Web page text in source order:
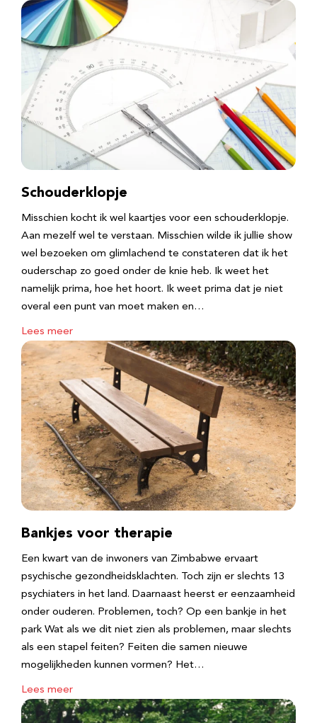
Schouderklopje
Misschien kocht ik wel kaartjes voor een schouderklopje.
Aan mezelf wel te verstaan. Misschien wilde ik jullie show
wel bezoeken om glimlachend te constateren dat ik het
ouderschap zo goed onder de knie heb. Ik weet het
namelijk prima, hoe het hoort. Ik weet prima dat je niet
overal een punt van moet maken en…
Lees meer
Bankjes voor therapie
Een kwart van de inwoners van Zimbabwe ervaart
psychische gezondheidsklachten. Toch zijn er slechts 13
psychiaters in het land. Daarnaast heerst er eenzaamheid
onder ouderen. Problemen, toch? Op een bankje in het
park Wat als we dit niet zien als problemen, maar slechts
als een stapel feiten? Feiten die samen nieuwe
mogelijkheden kunnen vormen? Het…
Lees meer